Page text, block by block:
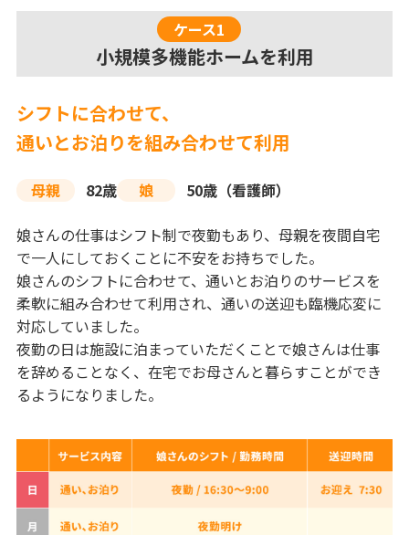
ケース1
小規模多機能ホームを利用
シフトに合わせて、
通いとお泊りを組み合わせて利用
母親 82歳 娘 50歳（看護師）
娘さんの仕事はシフト制で夜勤もあり、母親を夜間自宅
で一人にしておくことに不安をお持ちでした。
娘さんのシフトに合わせて、通いとお泊りのサービスを
柔軟に組み合わせて利用され、通いの送迎も臨機応変に
対応していました。
夜勤の日は施設に泊まっていただくことで娘さんは仕事
を辞めることなく、在宅でお母さんと暮らすことができ
るようになりました。